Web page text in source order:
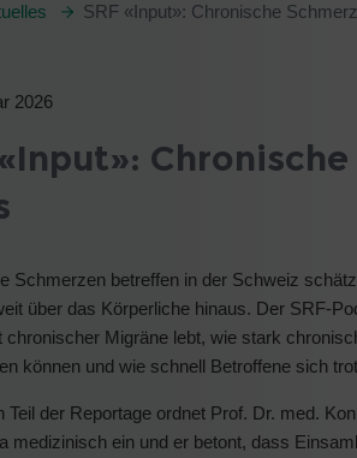
SRF «Input»: Chronische
2026
«Input»:
Schmerzen betreffen in der Schweiz
über das Körperliche hinaus. Der SRF-
chronischer Migräne lebt, wie stark
können und wie schnell Betroffene sich
Teil der Reportage ordnet Prof. Dr. med.
medizinisch ein und er betont, dass